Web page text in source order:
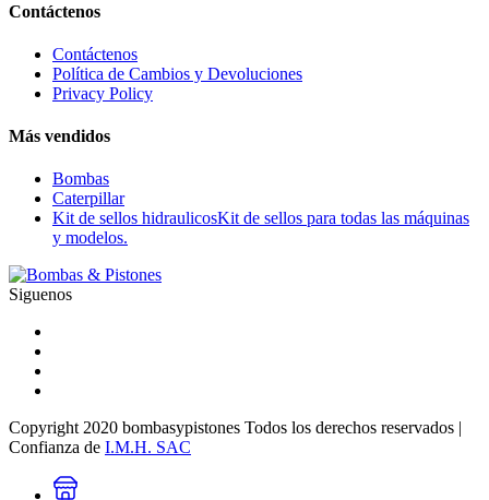
Contáctenos
Contáctenos
Política de Cambios y Devoluciones
Privacy Policy
Más vendidos
Bombas
Caterpillar
Kit de sellos hidraulicosKit de sellos para todas las máquinas
y modelos.
Siguenos
Copyright 2020 bombasypistones Todos los derechos reservados |
Confianza de I.M.H. SAC